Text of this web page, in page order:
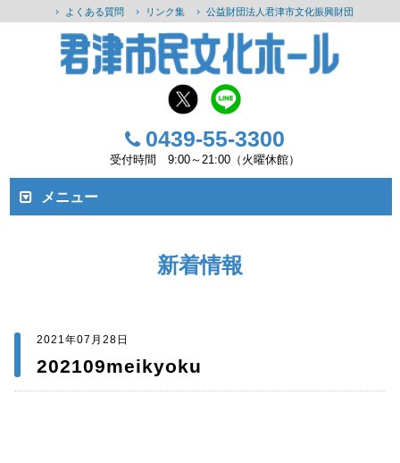
よくある質問 リンク集 公益財団法人君津市文化振興財団
0439-55-3300
受付時間 9:00～21:00（火曜休館）
メニュー
新着情報
2021年07月28日
202109meikyoku